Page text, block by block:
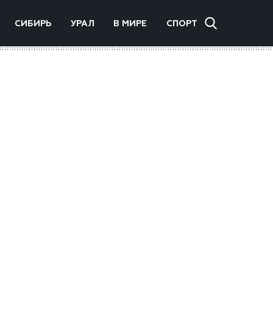
СИБИРЬ УРАЛ В МИРЕ СПОРТ